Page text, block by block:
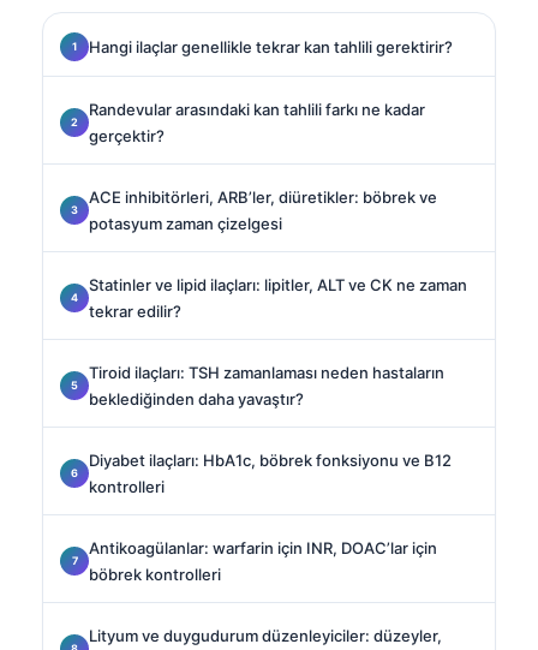
Hangi ilaçlar genellikle tekrar kan tahlili gerektirir?
Randevular arasındaki kan tahlili farkı ne kadar
gerçektir?
ACE inhibitörleri, ARB’ler, diüretikler: böbrek ve
potasyum zaman çizelgesi
Statinler ve lipid ilaçları: lipitler, ALT ve CK ne zaman
tekrar edilir?
Tiroid ilaçları: TSH zamanlaması neden hastaların
beklediğinden daha yavaştır?
Diyabet ilaçları: HbA1c, böbrek fonksiyonu ve B12
kontrolleri
Antikoagülanlar: warfarin için INR, DOAC’lar için
böbrek kontrolleri
Lityum ve duygudurum düzenleyiciler: düzeyler,